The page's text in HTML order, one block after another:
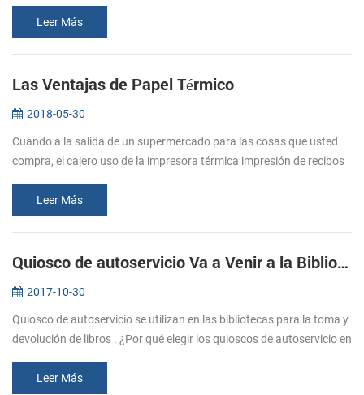
en el trabajo, la r...
Leer Más
Las Ventajas de Papel Térmico
2018-05-30
Cuando a la salida de un supermercado para las cosas que usted
compra, el cajero uso de la impresora térmica impresión de recibos
Este...Leer Más
Quiosco de autoservicio Va a Venir a la Biblioteca
2017-10-30
Quiosco de autoservicio se utilizan en las bibliotecas para la toma y
devolución de libros . ¿Por qué elegir los quioscos de autoservicio en
Leer Más